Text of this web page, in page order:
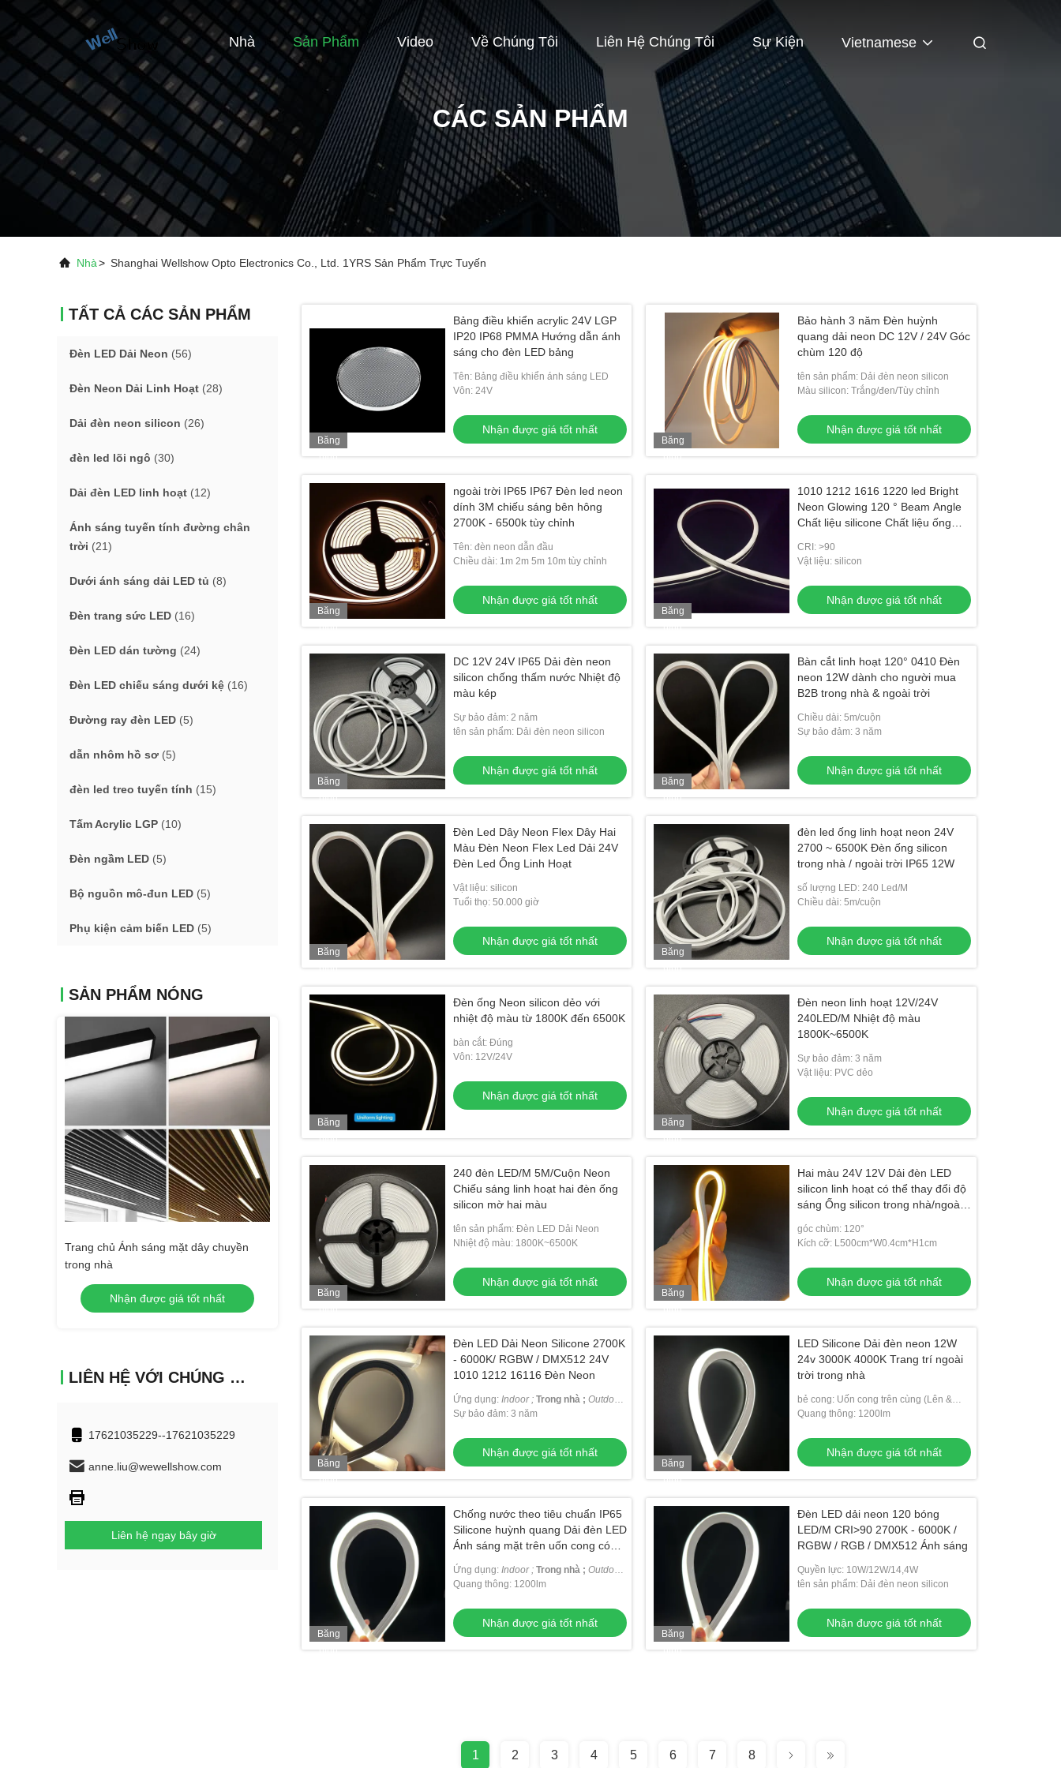
Nhà Sản Phẩm Video Về Chúng Tôi Liên Hệ Chúng Tôi Sự Kiện Vietnamese
CÁC SẢN PHẨM
Nhà> Shanghai Wellshow Opto Electronics Co., Ltd. 1YRS Sản Phẩm Trực Tuyến
TẤT CẢ CÁC SẢN PHẨM
Đèn LED Dải Neon (56)
Đèn Neon Dải Linh Hoạt (28)
Dải đèn neon silicon (26)
đèn led lõi ngô (30)
Dải đèn LED linh hoạt (12)
Ánh sáng tuyến tính đường chân
trời (21)
Dưới ánh sáng dải LED tủ (8)
Đèn trang sức LED (16)
Đèn LED dán tường (24)
Đèn LED chiếu sáng dưới kệ (16)
Đường ray đèn LED (5)
dẫn nhôm hồ sơ (5)
đèn led treo tuyến tính (15)
Tấm Acrylic LGP (10)
Đèn ngầm LED (5)
Bộ nguồn mô-đun LED (5)
Phụ kiện cảm biến LED (5)
SẢN PHẨM NÓNG
Trang chủ Ánh sáng mặt dây chuyền
trong nhà
Nhận được giá tốt nhất
Đèn chiếu sáng mặt dây tuyến tính trong
nhà Văn phòng tại nhà Trang trí khách
sạn Khu dân cư
Nhận được giá tốt nhất
Đèn treo tuyến tính LED 110V-240V
Nhận được giá tốt nhất
Máy giặt tường LED 24V
Nhận được giá tốt nhất
Đèn LED treo tường IP65
Nhận được giá tốt nhất
LIÊN HỆ VỚI CHÚNG TÔI
17621035229--17621035229
anne.liu@wewellshow.com
Liên hệ ngay bây giờ
Băng
hình
Bảng điều khiển acrylic 24V LGP
IP20 IP68 PMMA Hướng dẫn ánh
sáng cho đèn LED bảng
Tên: Bảng điều khiển ánh sáng LED
Vôn: 24V
Nhận được giá tốt nhất
Băng
hình
Bảo hành 3 năm Đèn huỳnh
quang dải neon DC 12V / 24V Góc
chùm 120 độ
tên sản phẩm: Dải đèn neon silicon
Màu silicon: Trắng/đen/Tùy chỉnh
Nhận được giá tốt nhất
Băng
hình
ngoài trời IP65 IP67 Đèn led neon
dính 3M chiếu sáng bên hông
2700K - 6500k tùy chỉnh
Tên: đèn neon dẫn đầu
Chiều dài: 1m 2m 5m 10m tùy chỉnh
Nhận được giá tốt nhất
Băng
hình
1010 1212 1616 1220 led Bright
Neon Glowing 120 ° Beam Angle
Chất liệu silicone Chất liệu ống
CRI: >90
Vật liệu: silicon
Nhận được giá tốt nhất
Băng
hình
DC 12V 24V IP65 Dải đèn neon
silicon chống thấm nước Nhiệt độ
màu kép
Sự bảo đảm: 2 năm
tên sản phẩm: Dải đèn neon silicon
Nhận được giá tốt nhất
Băng
hình
Bàn cắt linh hoạt 120° 0410 Đèn
neon 12W dành cho người mua
B2B trong nhà & ngoài trời
Chiều dài: 5m/cuộn
Sự bảo đảm: 3 năm
Nhận được giá tốt nhất
Băng
hình
Đèn Led Dây Neon Flex Dây Hai
Màu Đèn Neon Flex Led Dải 24V
Đèn Led Ống Linh Hoạt
Vật liệu: silicon
Tuổi thọ: 50.000 giờ
Nhận được giá tốt nhất
Băng
hình
đèn led ống linh hoạt neon 24V
2700 ~ 6500K Đèn ống silicon
trong nhà / ngoài trời IP65 12W
số lượng LED: 240 Led/M
Chiều dài: 5m/cuộn
Nhận được giá tốt nhất
Băng
hình
Đèn ống Neon silicon dẻo với
nhiệt độ màu từ 1800K đến 6500K
bàn cắt: Đúng
Vôn: 12V/24V
Nhận được giá tốt nhất
Băng
hình
Đèn neon linh hoạt 12V/24V
240LED/M Nhiệt độ màu
1800K~6500K
Sự bảo đảm: 3 năm
Vật liệu: PVC dẻo
Nhận được giá tốt nhất
Băng
hình
240 đèn LED/M 5M/Cuộn Neon
Chiếu sáng linh hoạt hai đèn ống
silicon mờ hai màu
tên sản phẩm: Đèn LED Dải Neon
Nhiệt độ màu: 1800K~6500K
Nhận được giá tốt nhất
Băng
hình
Hai màu 24V 12V Dải đèn LED
silicon linh hoạt có thể thay đổi độ
sáng Ống silicon trong nhà/ngoài
góc chùm: 120°
Kích cỡ: L500cm*W0.4cm*H1cm
Nhận được giá tốt nhất
Băng
hình
Đèn LED Dải Neon Silicone 2700K
- 6000K/ RGBW / DMX512 24V
1010 1212 16116 Đèn Neon
Ứng dụng: Indoor ; Trong nhà ; Outdoor
Ngoài trời
Sự bảo đảm: 3 năm
Nhận được giá tốt nhất
Băng
hình
LED Silicone Dải đèn neon 12W
24v 3000K 4000K Trang trí ngoài
trời trong nhà
bẻ cong: Uốn cong trên cùng (Lên &
Xuống)/Uốn cong bên
Quang thông: 1200lm
Nhận được giá tốt nhất
Băng
hình
Chống nước theo tiêu chuẩn IP65
Silicone huỳnh quang Dải đèn LED
Ánh sáng mặt trên uốn cong có
sẵn
Ứng dụng: Indoor ; Trong nhà ; Outdoor
Ngoài trời
Quang thông: 1200lm
Nhận được giá tốt nhất
Băng
hình
Đèn LED dải neon 120 bóng
LED/M CRI>90 2700K - 6000K /
RGBW / RGB / DMX512 Ánh sáng
Quyền lực: 10W/12W/14,4W
tên sản phẩm: Dải đèn neon silicon
Nhận được giá tốt nhất
1 2 3 4 5 6 7 8